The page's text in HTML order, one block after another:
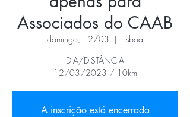
Associados do CAAB
domingo, 12/03
  |
Lisboa
DIA/DISTÂNCIA
12/03/2023 / 10km
A inscrição está encerrada